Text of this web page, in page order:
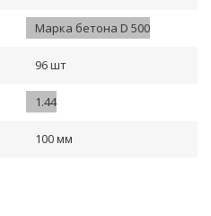
Марка бетона D 500
96 шт
1.44
100 мм